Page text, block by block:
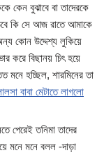
কেন বুঝাবে বা তাদেরকে
কি সে আজ রাতে আমাকে
কোন উদ্দেশ্য লুকিয়ে
করে বিছানয় চিৎ হয়ে
মনে হচ্ছিল, শারমিনের তা
বাবা মেটাতে লাগলো
পেরেই তনিমা তাদের
মনে মনে বলল -দাড়া